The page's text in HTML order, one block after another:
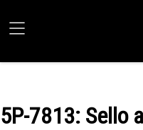
5P-7813: Sello